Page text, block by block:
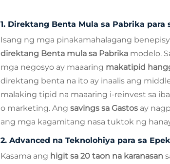
1. Direktang Benta Mula sa Pabrika para
Isang ng mga pinakamahalagang
direktang Benta mula sa Pabrika modelo.
mga negosyo ay maaaring makatipid
direktang benta na ito ay inaalis ang
malaking tipid na maaaring i-reinvest sa
o marketing. Ang savings sa Gastos ay
ang mga kagamitang nasa tuktok ng
2. Advanced na Teknolohiya para sa
Kasama ang higit sa 20 taon na karanasan